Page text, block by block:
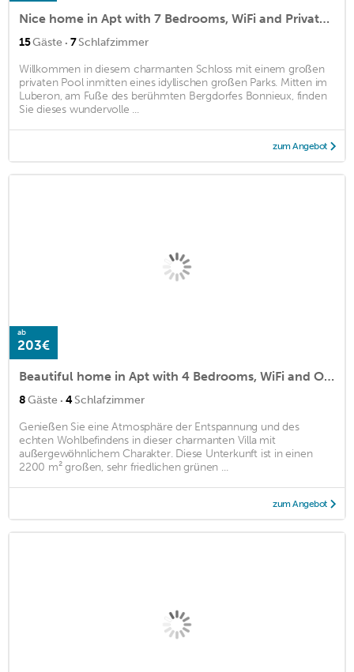
Nice home in Apt with 7 Bedrooms, WiFi and Private swimming pool
15Gäste · 7Schlafzimmer
Willkommen in diesem charmanten Schloss mit einem großen
privaten Pool inmitten eines idyllischen großen Parks. Mitten im
Luberon, am Fuße des berühmten Bergdorfes Bonnieux, finden
Sie dieses wundervolle ...
zum Angebot
ab
203€
Beautiful home in Apt with 4 Bedrooms, WiFi and Outdoor swimming pool
8Gäste · 4Schlafzimmer
Genießen Sie eine Atmosphäre der Entspannung und des
echten Wohlbefindens in dieser charmanten Villa mit
außergewöhnlichem Charakter. Diese Unterkunft ist in einen
2200 m² großen, sehr friedlichen grünen ...
zum Angebot